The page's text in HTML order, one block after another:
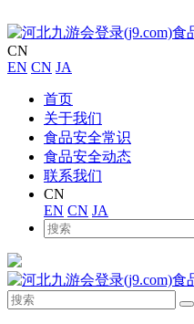
CN
EN CN JA
首页
关于我们
食品安全常识
食品安全动态
联系我们
CN
EN CN JA